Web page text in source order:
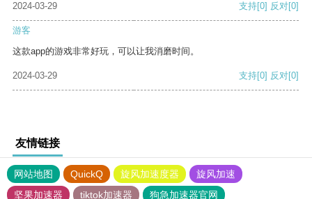
2024-03-29
支持[0] 反对[0]
游客
这款app的游戏非常好玩，可以让我消磨时间。
2024-03-29 支持[0] 反对[0]
友情链接
网站地图 QuickQ 旋风加速度器
旋风加速
坚果加速器
tiktok加速器
狗急加速器官网